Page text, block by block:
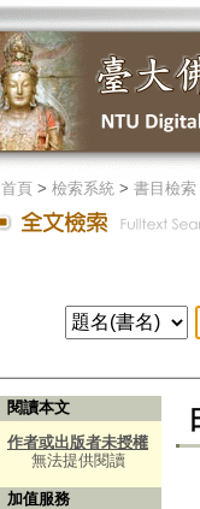
首頁> 檢索系統> 書目檢索
閱讀本文
作者或出版者未授權
無法提供閱讀
加值服務